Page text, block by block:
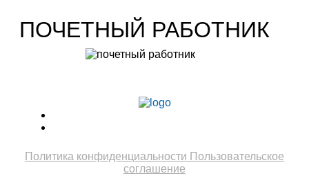
ПОЧЕТНЫЙ РАБОТНИК
Политика конфиденциальности Пользовательское
соглашение